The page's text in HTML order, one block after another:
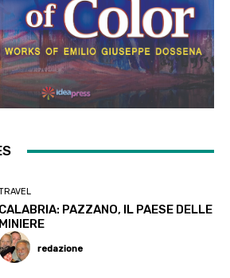
CALABRIA: PAZZANO, IL PAESE DELLE
MINIERE
redazione